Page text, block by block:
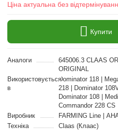
Ціна актуальна без
Купити
Аналоги
645006.3 CLAAS
ORIGINAL
Використовується
в
Dominator 118 |
218 | Dominator
Dominator 108 |
Commandor 228 CS
Виробник
FARMING Line |
Техніка
Claas (Клаас)